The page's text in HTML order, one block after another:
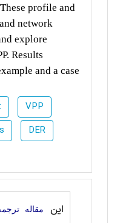
profile and
network
explore
Results
and a case
VPP
DER
این مقاله